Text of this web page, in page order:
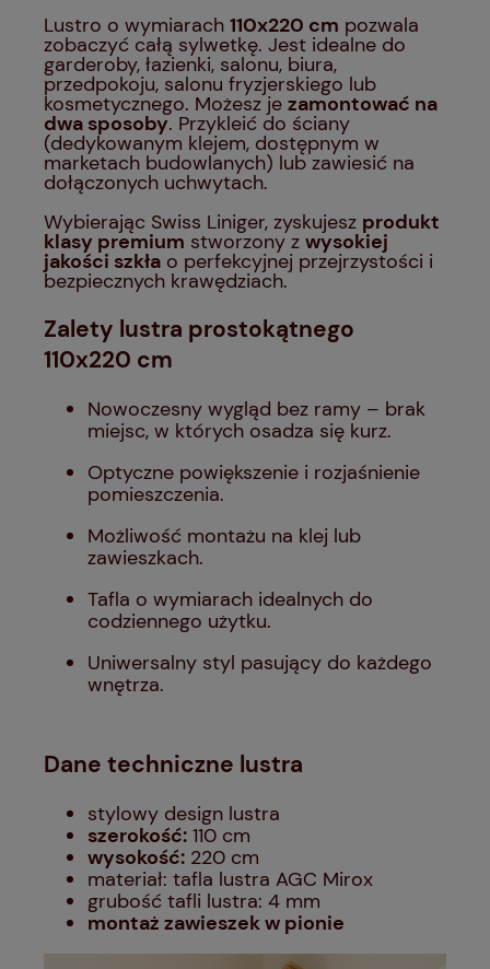
Lustro o wymiarach 110x220 cm pozwala
zobaczyć całą sylwetkę. Jest idealne do
garderoby, łazienki, salonu, biura,
przedpokoju, salonu fryzjerskiego lub
kosmetycznego. Możesz je zamontować na
dwa sposoby. Przykleić do ściany
(dedykowanym klejem, dostępnym w
marketach budowlanych) lub zawiesić na
dołączonych uchwytach.
Wybierając Swiss Liniger, zyskujesz produkt
klasy premium stworzony z wysokiej
jakości szkła o perfekcyjnej przejrzystości i
bezpiecznych krawędziach.
Zalety lustra prostokątnego
110x220 cm
Nowoczesny wygląd bez ramy – brak
miejsc, w których osadza się kurz.
Optyczne powiększenie i rozjaśnienie
pomieszczenia.
Możliwość montażu na klej lub
zawieszkach.
Tafla o wymiarach idealnych do
codziennego użytku.
Uniwersalny styl pasujący do każdego
wnętrza.
Dane techniczne lustra
stylowy design lustra
szerokość: 110 cm
wysokość: 220 cm
materiał: tafla lustra AGC Mirox
grubość tafli lustra: 4 mm
montaż zawieszek w pionie